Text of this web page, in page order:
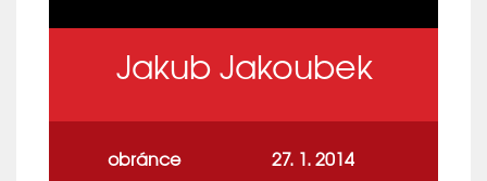
Jakub Jakoubek
obránce 27. 1. 2014